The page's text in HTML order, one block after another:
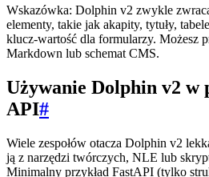
Wskazówka: Dolphin v2 zwykle
elementy, takie jak akapity, tytuły,
klucz-wartość dla formularzy. Możesz
Markdown lub schemat CMS.
Używanie Dolphin v2 w
API#
Wiele zespołów otacza Dolphin v2
ją z narzędzi twórczych, NLE lub
Minimalny przykład FastAPI (tylko